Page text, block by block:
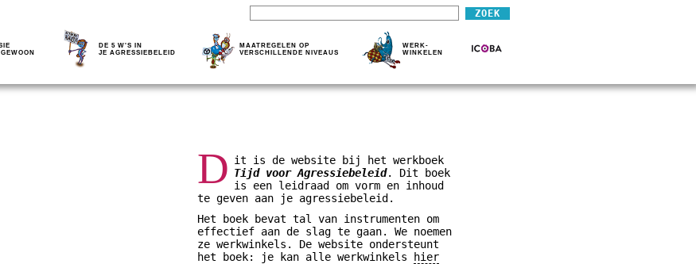
DE 5 W'S IN
JE AGRESSIEBELEID
MAATREGELEN OP
VERSCHILLENDE NIVEAUS
WERK-
WINKELEN
D it is de website bij het werkboek
Tijd voor Agressiebeleid. Dit boek
is een leidraad om vorm en inhoud
te geven aan je agressiebeleid.
Het boek bevat tal van instrumenten om
effectief aan de slag te gaan. We noemen
ze werkwinkels. De website ondersteunt
het boek: je kan alle werkwinkels
hier